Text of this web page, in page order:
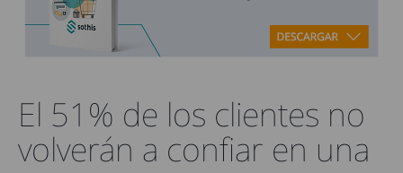
El 51% de los clientes no
volverán a confiar en una